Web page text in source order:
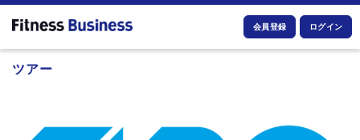
会員登録 ログイン
ツアー